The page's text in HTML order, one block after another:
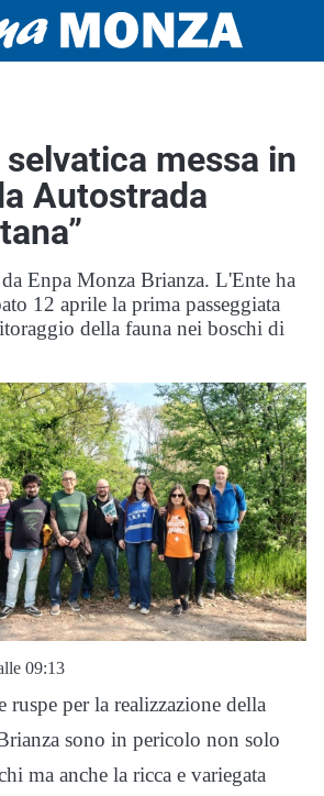
selvatica messa in
Autostrada
Enpa Monza Brianza. L'Ente ha
12 aprile la prima passeggiata
della fauna nei boschi di
09:13
ruspe per la realizzazione della
sono in pericolo non solo
ma anche la ricca e variegata